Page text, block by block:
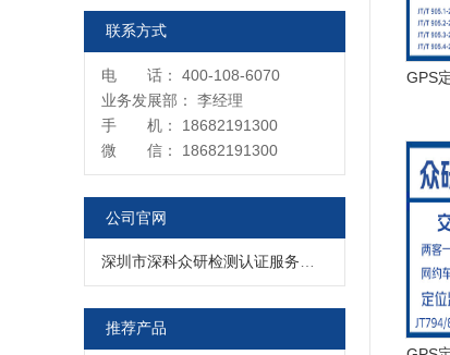
联系方式
电 话： 400-108-6070
业务发展部： 李经理
手 机： 18682191300
微 信： 18682191300
公司官网
推荐产品